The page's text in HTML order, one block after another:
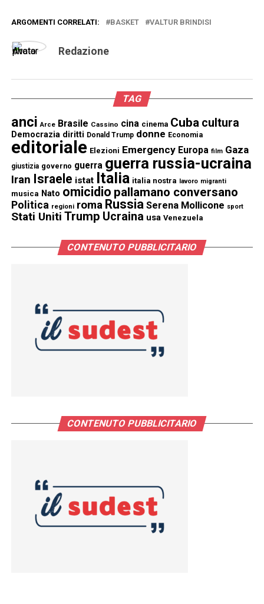
ARGOMENTI CORRELATI: BASKET VALTUR BRINDISI
Redazione
TAG
anci Arce Brasile Cassino cina cinema Cuba cultura
Democrazia diritti Donald Trump donne Economia
editoriale Elezioni Emergency Europa film Gaza
giustizia governo guerra guerra russia-ucraina
Iran Israele istat Italia italia nostra lavoro migranti
musica Nato omicidio pallamano conversano
Politica regioni roma Russia Serena Mollicone sport
Stati Uniti Trump Ucraina usa Venezuela
CONTENUTO PUBBLICITARIO
CONTENUTO PUBBLICITARIO